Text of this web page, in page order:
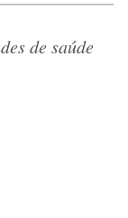
de saúde